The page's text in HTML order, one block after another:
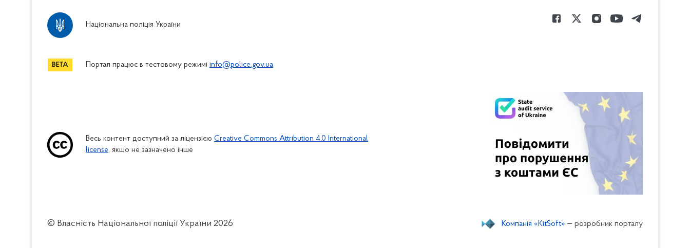
Національна поліція України
Портал працює в тестовому режимі info@police.gov.ua
Весь контент доступний за ліцензією Creative Commons Attribution 4.0 International
license, якщо не зазначено інше
© Власність Національної поліції України 2026 Компанія «KitSoft» — розробник порталу